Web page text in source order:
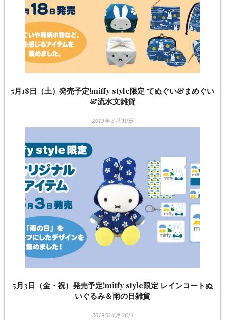
5月18日（土）発売予定!miffy style限定 てぬぐい&まめぐい
&流水文雑貨
2019年 5月 10日
5月3日（金・祝）発売予定!miffy style限定 レインコートぬ
いぐるみ＆雨の日雑貨
2019年 4月 26日